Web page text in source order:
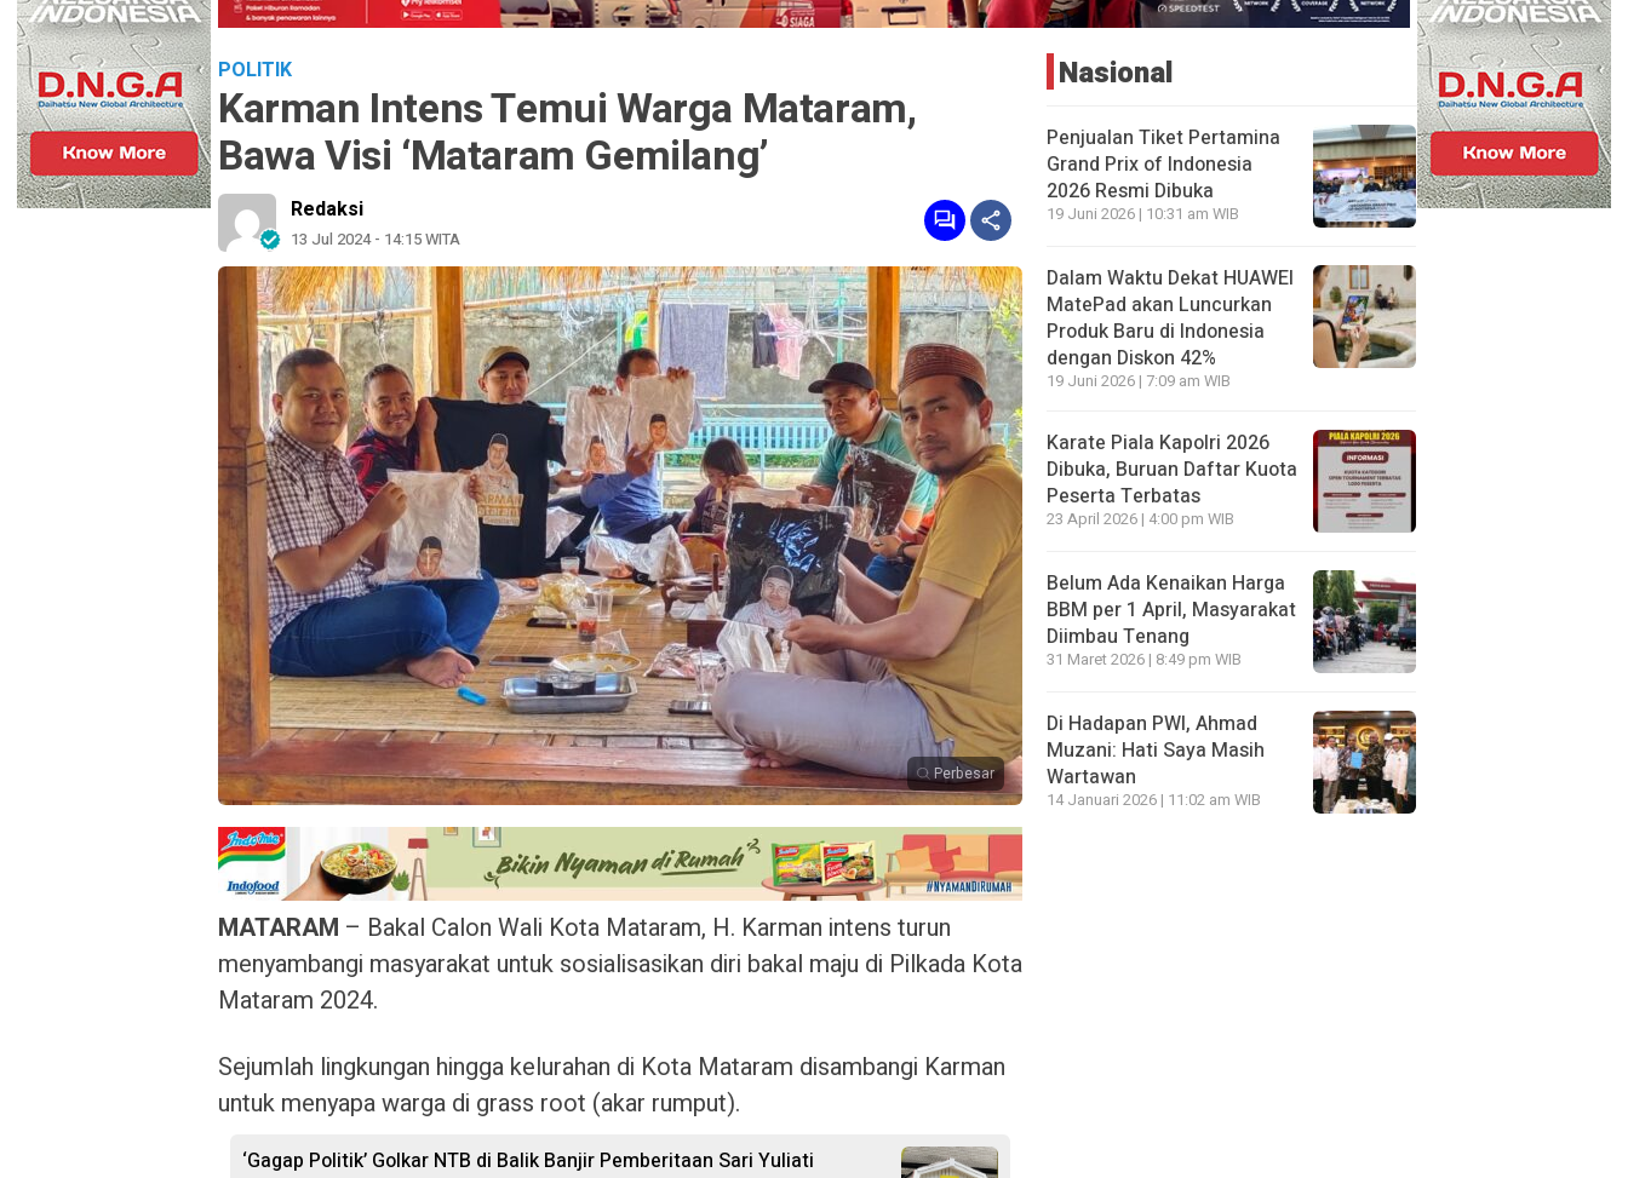
POLITIK
Karman Intens Temui Warga Mataram,
Bawa Visi ‘Mataram Gemilang’
Redaksi
13 Jul 2024 - 14:15 WITA
Perbesar
MATARAM – Bakal Calon Wali Kota Mataram, H. Karman intens turun
menyambangi masyarakat untuk sosialisasikan diri bakal maju di Pilkada Kota
Mataram 2024.
Sejumlah lingkungan hingga kelurahan di Kota Mataram disambangi Karman
untuk menyapa warga di grass root (akar rumput).
‘Gagap Politik’ Golkar NTB di Balik Banjir Pemberitaan Sari Yuliati
Nasional
Penjualan Tiket Pertamina
Grand Prix of Indonesia
2026 Resmi Dibuka
19 Juni 2026 | 10:31 am WIB
Dalam Waktu Dekat HUAWEI
MatePad akan Luncurkan
Produk Baru di Indonesia
dengan Diskon 42%
19 Juni 2026 | 7:09 am WIB
Karate Piala Kapolri 2026
Dibuka, Buruan Daftar Kuota
Peserta Terbatas
23 April 2026 | 4:00 pm WIB
Belum Ada Kenaikan Harga
BBM per 1 April, Masyarakat
Diimbau Tenang
31 Maret 2026 | 8:49 pm WIB
Di Hadapan PWI, Ahmad
Muzani: Hati Saya Masih
Wartawan
14 Januari 2026 | 11:02 am WIB